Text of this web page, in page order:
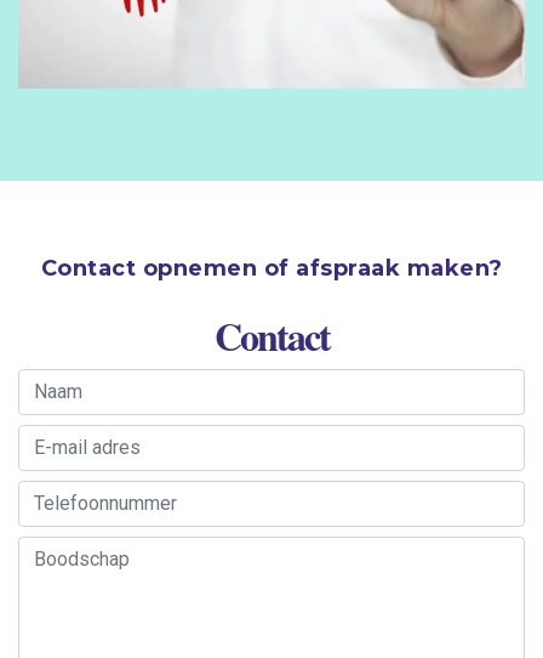
Contact opnemen of afspraak maken?
Contact